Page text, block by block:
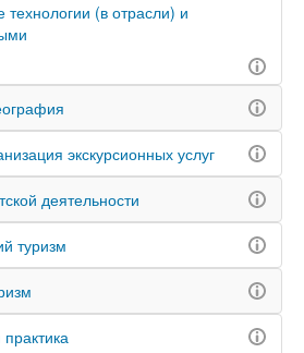
(в отрасли) и
экскурсионных услуг
туристской деятельности
туризм